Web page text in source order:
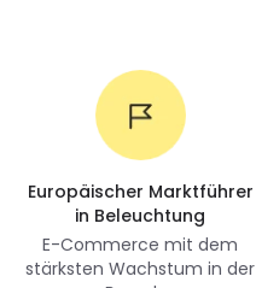
Europäischer Marktführer
in Beleuchtung
E-Commerce mit dem
stärksten Wachstum in der